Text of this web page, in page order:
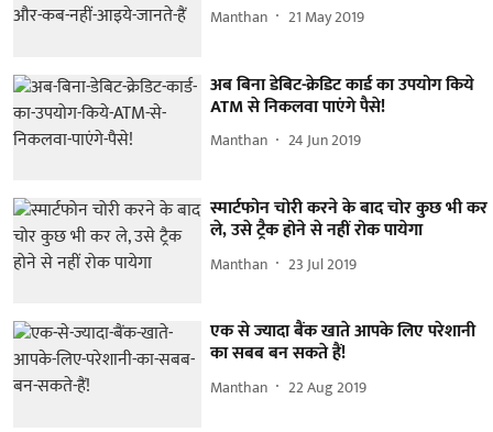
Manthan 21 May 2019
अब बिना डेबिट-क्रेडिट कार्ड का उपयोग किये
ATM से निकलवा पाएंगे पैसे!
Manthan 24 Jun 2019
स्मार्टफोन चोरी करने के बाद चोर कुछ भी कर
ले, उसे ट्रैक होने से नहीं रोक पायेगा
Manthan 23 Jul 2019
एक से ज्यादा बैंक खाते आपके लिए परेशानी
का सबब बन सकते हैं!
Manthan 22 Aug 2019